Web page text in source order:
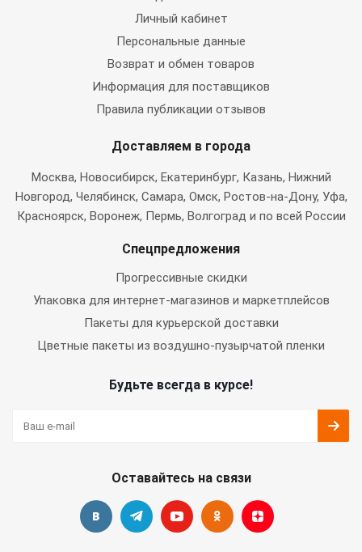
Личный кабинет
Персональные данные
Возврат и обмен товаров
Информация для поставщиков
Правила публикации отзывов
Доставляем в города
Москва, Новосибирск, Екатеринбург, Казань, Нижний
Новгород, Челябинск, Самара, Омск, Ростов-на-Дону, Уфа,
Красноярск, Воронеж, Пермь, Волгоград и по всей России
Спецпредложения
Прогрессивные скидки
Упаковка для интернет-магазинов и маркетплейсов
Пакеты для курьерской доставки
Цветные пакеты из воздушно-пузырчатой пленки
Будьте всегда в курсе!
Оставайтесь на связи